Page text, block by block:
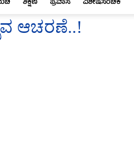
ಶಿಕ್ಷಣ ಪ್ರವಾಸ ವಿಶೇಷಸಂಚಿಕೆ
ಆಚರಣೆ..!